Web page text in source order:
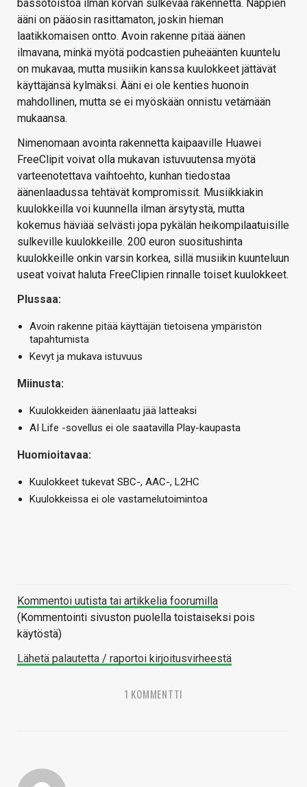
bassotoistoa ilman korvan sulkevaa rakennetta. Nappien
ääni on pääosin rasittamaton, joskin hieman
laatikkomaisen ontto. Avoin rakenne pitää äänen
ilmavana, minkä myötä podcastien puheäänten kuuntelu
on mukavaa, mutta musiikin kanssa kuulokkeet jättävät
käyttäjänsä kylmäksi. Ääni ei ole kenties huonoin
mahdollinen, mutta se ei myöskään onnistu vetämään
mukaansa.
Nimenomaan avointa rakennetta kaipaaville Huawei
FreeClipit voivat olla mukavan istuvuutensa myötä
varteenotettava vaihtoehto, kunhan tiedostaa
äänenlaadussa tehtävät kompromissit. Musiikkiakin
kuulokkeilla voi kuunnella ilman ärsytystä, mutta
kokemus häviää selvästi jopa pykälän heikompilaatuisille
sulkeville kuulokkeille. 200 euron suositushinta
kuulokkeille onkin varsin korkea, sillä musiikin kuunteluun
useat voivat haluta FreeClipien rinnalle toiset kuulokkeet.
Plussaa:
Avoin rakenne pitää käyttäjän tietoisena ympäristön
tapahtumista
Kevyt ja mukava istuvuus
Miinusta:
Kuulokkeiden äänenlaatu jää latteaksi
AI Life -sovellus ei ole saatavilla Play-kaupasta
Huomioitavaa:
Kuulokkeet tukevat SBC-, AAC-, L2HC
Kuulokkeissa ei ole vastamelutoimintoa
Kommentoi uutista tai artikkelia foorumilla
(Kommentointi sivuston puolella toistaiseksi pois
käytöstä)
Lähetä palautetta / raportoi kirjoitusvirheestä
1 KOMMENTTI